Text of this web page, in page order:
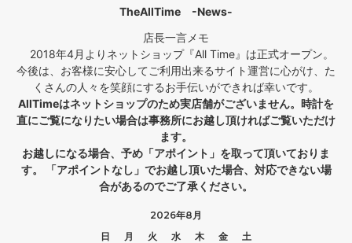
TheAllTime -News-
店長一言メモ
2018年4月よりネットショップ『All Time』は正式オープン。
今後は、お客様に安心してご利用出来るサイト運営に心がけ、た
くさんの人々を笑顔にするお手伝いができれば幸いです。
AllTimeはネットショップのため実店舗がございません。時計を
直にご覧になりたい場合は事務所にお越し頂ければご覧いただけ
ます。
お越しになる場合、予め「アポイント」を取って頂いておりま
す。 「アポイントなし」でお越し頂いた場合、対応できない場
合があるのでご了承ください。
2026年8月
日
月 火 水 木 金
土